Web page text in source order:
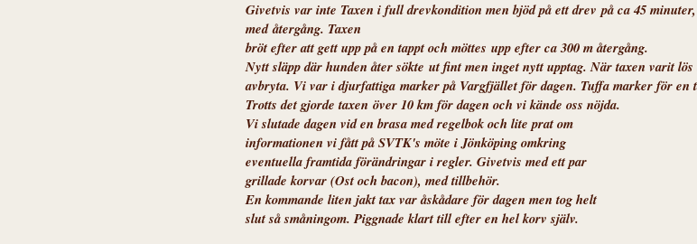
Givetvis var inte Taxen i full drevkondition men bjöd på ett drevpå ca 45
medåtergång. Taxen
bröt efter att gett upp på en tappt och möttes upp efter ca 300 m återgång.
Nytt släpp där hunden åter sökte ut fint men inget nytt upptag. När taxen varit lös
avbryta. Vi var i djurfattiga marker på Vargfjället för dagen. Tuffa marker för en
Trotts det gjorde taxen över 10 km för dagen och vi kände oss nöjda.
Vi slutade dagen vid en brasa med regelbok och lite prat om
informationen vi fått på SVTK's möte i Jönköping omkring
eventuella framtida förändringar i regler. Givetvis med ett par
grillade korvar (Ost och bacon), med tillbehör.
En kommande liten jakt tax var åskådare för dagen men tog helt
slut så småningom. Piggnade klart till efter en hel korv själv.